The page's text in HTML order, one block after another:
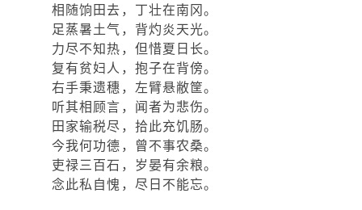
相随饷田去，丁壮在南冈。
足蒸暑土气，背灼炎天光。
力尽不知热，但惜夏日长。
复有贫妇人，抱子在背傍。
右手秉遗穗，左臂悬敝筐。
听其相顾言，闻者为悲伤。
田家输税尽，拾此充饥肠。
今我何功德，曾不事农桑。
吏禄三百石，岁晏有余粮。
念此私自愧，尽日不能忘。